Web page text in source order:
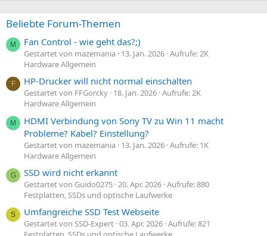
Beliebte Forum-Themen
M Fan Control - wie geht das?;)
Gestartet von mazemania 13. Jan. 2026 Aufrufe: 2K
Hardware Allgemein
F HP-Drucker will nicht normal einschalten
Gestartet von FFGorcky 18. Jan. 2026 Aufrufe: 2K
Hardware Allgemein
M
HDMI Verbindung von Sony TV zu Win 11 macht
Probleme? Kabel? Einstellung?
Gestartet von mazemania 13. Jan. 2026 Aufrufe: 1K
Hardware Allgemein
G SSD wird nicht erkannt
Gestartet von Guido0275 20. Apr. 2026 Aufrufe: 880
Festplatten, SSDs und optische Laufwerke
S Umfangreiche SSD Test Webseite
Gestartet von SSD-Expert 03. Apr. 2026 Aufrufe: 821